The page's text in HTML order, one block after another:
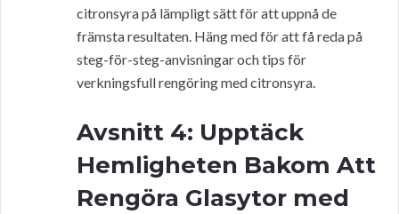
citronsyra på lämpligt sätt för att uppnå de
främsta resultaten. Häng med för att få reda på
steg-för-steg-anvisningar och tips för
verkningsfull rengöring med citronsyra.
Avsnitt 4: Upptäck
Hemligheten Bakom Att
Rengöra Glasytor med